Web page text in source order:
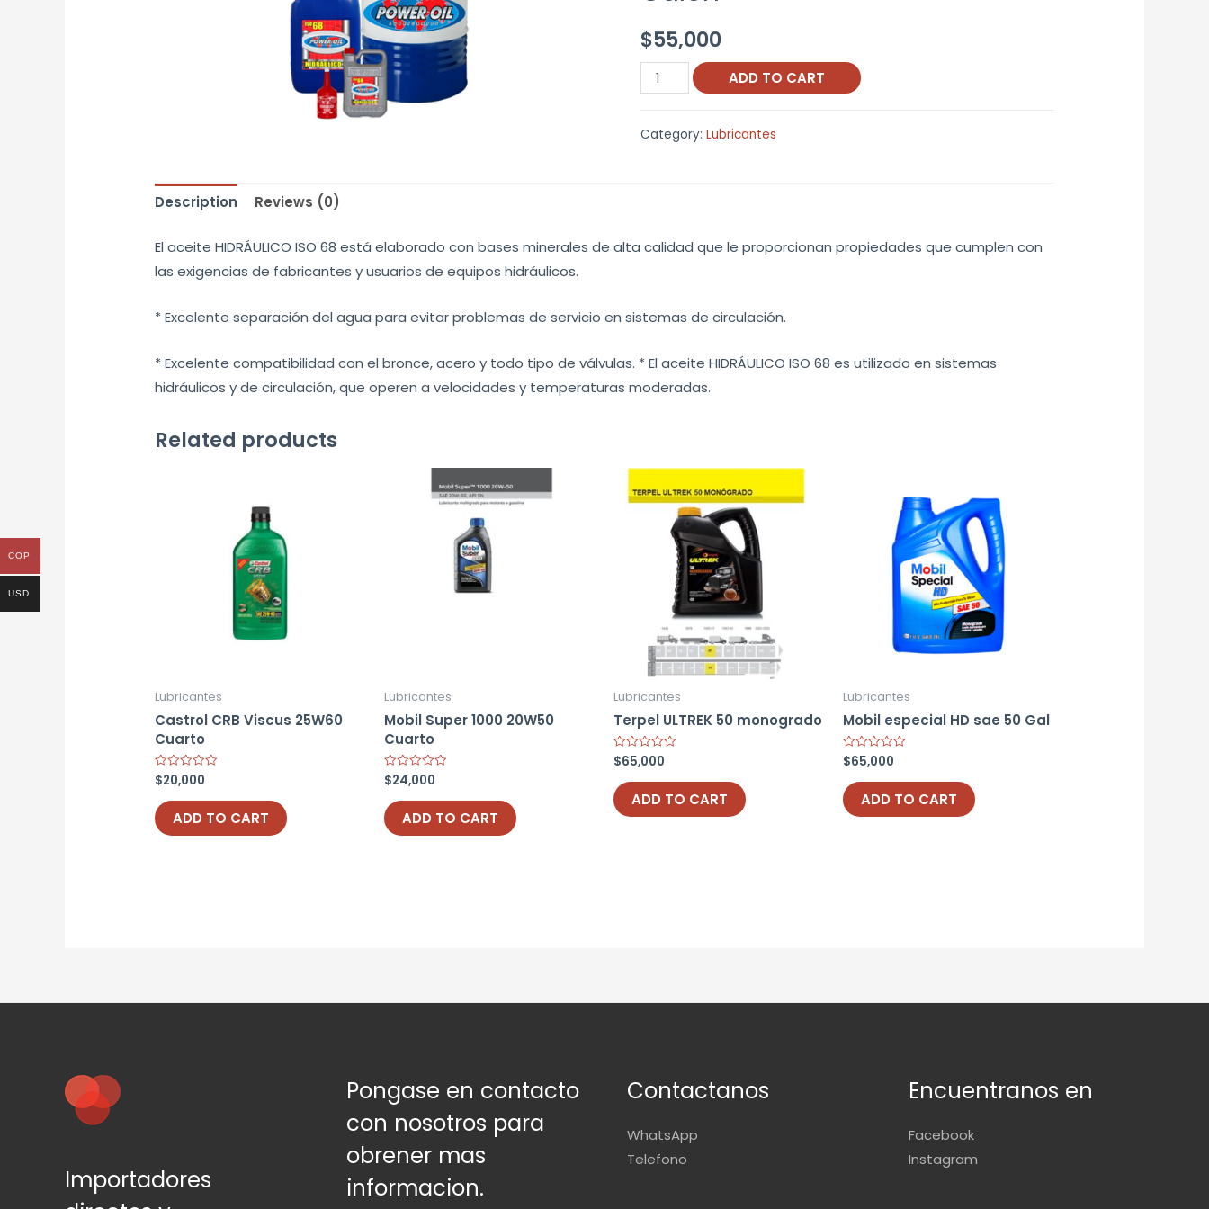
$55,000
Hidraulico
ISO
Power
ADD TO CART
Category: Lubricantes
Description Reviews (0)
El aceite HIDRÁULICO ISO 68 está elaborado con bases minerales de alta calidad que le proporcionan propiedades que cumplen con
las exigencias de fabricantes y usuarios de equipos hidráulicos.
* Excelente separación del agua para evitar problemas de servicio en sistemas de circulación.
* Excelente compatibilidad con el bronce, acero y todo tipo de válvulas. * El aceite HIDRÁULICO ISO 68 es utilizado en sistemas
hidráulicos y de circulación, que operen a velocidades y temperaturas moderadas.
Related products
Lubricantes
Castrol CRB Viscus 25W60
Cuarto
Rated
0
out
of
5
$20,000
ADD TO CART
Lubricantes
Mobil Super 1000 20W50
Cuarto
Rated
0
out
of
5
$24,000
ADD TO CART
Lubricantes
Terpel ULTREK 50 monogrado
Rated
0
out
of
5
$65,000
ADD TO CART
Lubricantes
Mobil especial HD sae 50 Gal
Rated
0
out
of
5
$65,000
ADD TO CART
Importadores
Pongase en contacto
con nosotros para
obrener mas
informacion.
Contactanos
WhatsApp
Telefono
Encuentranos en
Facebook
Instagram
COP
USD